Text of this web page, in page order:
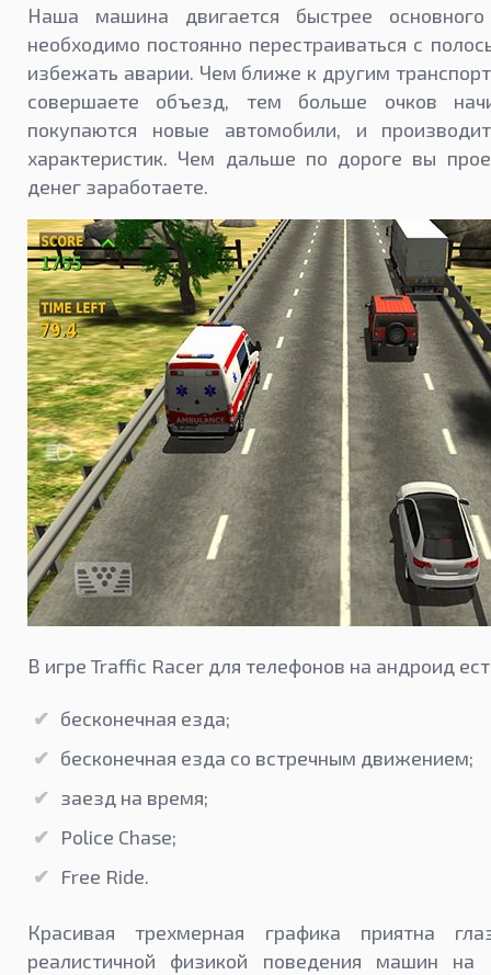
Наша машина двигается быстрее
необходимо постоянно перестраиваться с
избежать аварии. Чем ближе к другим
совершаете объезд, тем больше очков
покупаются новые автомобили, и
характеристик. Чем дальше по дороге вы
денег заработаете.
В игре Traffic Racer для телефонов на андроид
бесконечная езда;
бесконечная езда со встречным движением;
заезд на время;
Police Chase;
Free Ride.
Красивая трехмерная графика приятна
реалистичной физикой поведения машин на